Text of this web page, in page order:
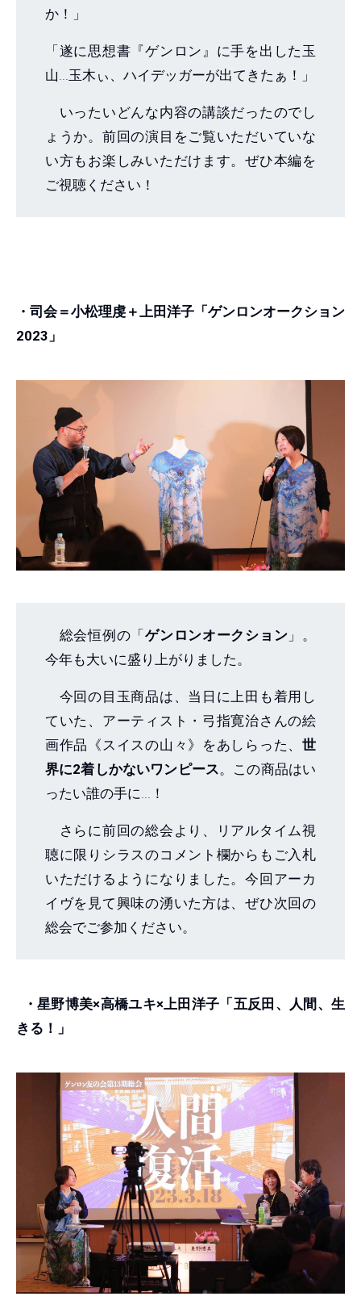
か！」
「遂に思想書『ゲンロン』に手を出した玉
山...玉木ぃ、ハイデッガーが出てきたぁ！」
いったいどんな内容の講談だったのでし
ょうか。前回の演目をご覧いただいていな
い方もお楽しみいただけます。ぜひ本編を
ご視聴ください！
・司会＝小松理虔＋上田洋子「ゲンロンオークション
2023」
総会恒例の「ゲンロンオークション 」。
今年も大いに盛り上がりました。
今回の目玉商品は、当日に上田も着用し
ていた、アーティスト・弓指寛治さんの絵
画作品《スイスの山々》をあしらった、 世
界に2着しかないワンピース。この商品はい
ったい誰の手に...！
さらに前回の総会より、リアルタイム視
聴に限りシラスのコメント欄からもご入札
いただけるようになりました。今回アーカ
イヴを見て興味の湧いた方は、ぜひ次回の
総会でご参加ください。
・星野博美×高橋ユキ×上田洋子「五反田、人間、生
きる！」